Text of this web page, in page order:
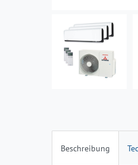
Beschreibung